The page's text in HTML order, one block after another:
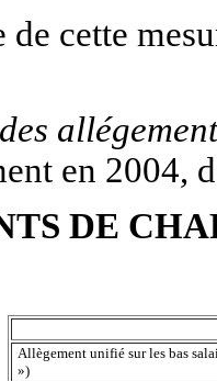
cette
des
en 2004,
DE
Allègement unifié sur les bas
»)